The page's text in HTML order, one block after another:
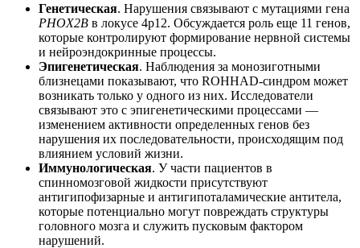
Генетическая. Нарушения связывают с мутациями гена
PHOX2B в локусе 4p12. Обсуждается роль еще 11 генов,
которые контролируют формирование нервной системы
и нейроэндокринные процессы.
Эпигенетическая. Наблюдения за монозиготными
близнецами показывают, что RОHHАD-синдром может
возникать только у одного из них. Исследователи
связывают это с эпигенетическими процессами —
изменением активности определенных генов без
нарушения их последовательности, происходящим под
влиянием условий жизни.
Иммунологическая. У части пациентов в
спинномозговой жидкости присутствуют
антигипофизарные и антигипоталамические антитела,
которые потенциально могут повреждать структуры
головного мозга и служить пусковым фактором
нарушений.